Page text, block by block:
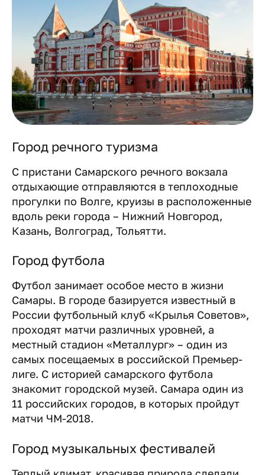
Город речного туризма
С пристани Самарского речного вокзала
отдыхающие отправляются в теплоходные
прогулки по Волге, круизы в расположенные
вдоль реки города – Нижний Новгород,
Казань, Волгоград, Тольятти.
Город футбола
Футбол занимает особое место в жизни
Самары. В городе базируется известный в
России футбольный клуб «Крылья Советов»,
проходят матчи различных уровней, а
местный стадион «Металлург» – один из
самых посещаемых в российской Премьер-
лиге. С историей самарского футбола
знакомит городской музей. Самара один из
11 российских городов, в которых пройдут
матчи ЧМ-2018.
Город музыкальных фестивалей